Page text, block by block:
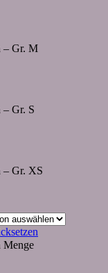
– Gr. M
Gr. S
– Gr. XS
Menge